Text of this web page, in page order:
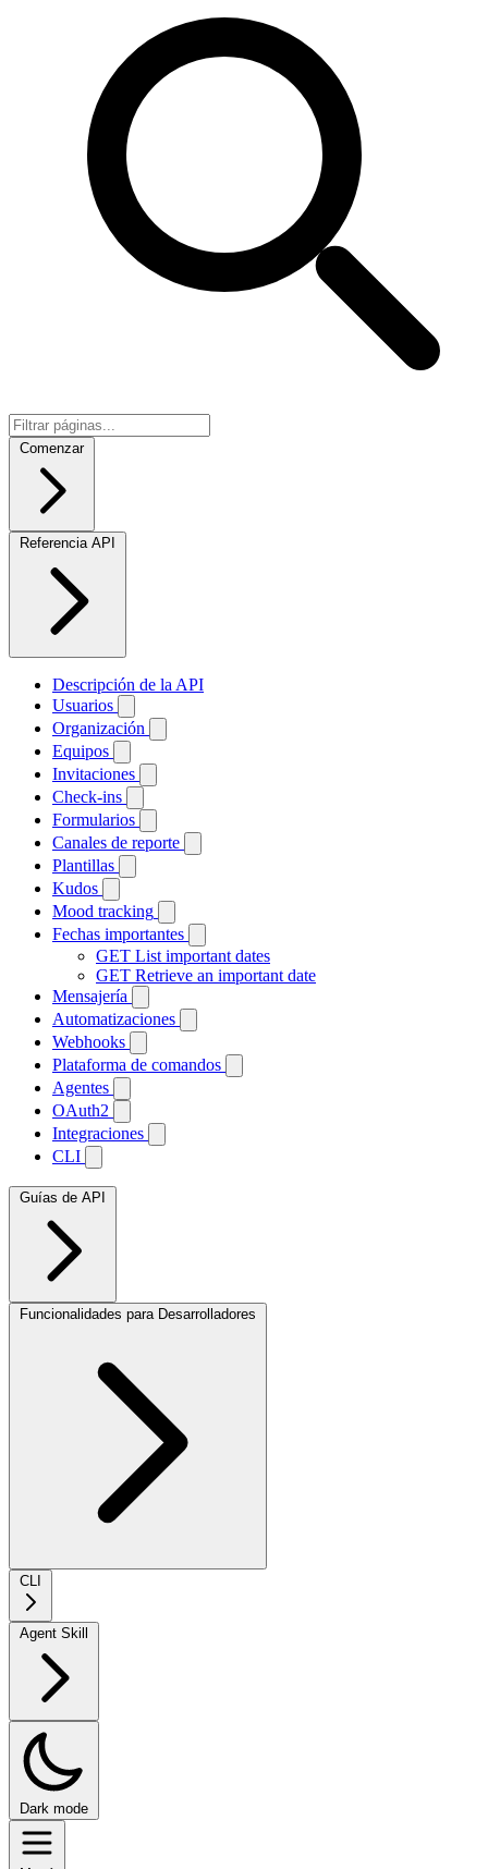
Comenzar
Referencia API
Descripción de la API
Usuarios
Organización
Equipos
Invitaciones
Check-ins
Formularios
Canales de reporte
Plantillas
Kudos
Mood tracking
Fechas importantes
GET List important dates
GET Retrieve an important date
Mensajería
Automatizaciones
Webhooks
Plataforma de comandos
Agentes
OAuth2
Integraciones
CLI
Guías de API
Funcionalidades para Desarrolladores
CLI
Agent Skill
Dark mode